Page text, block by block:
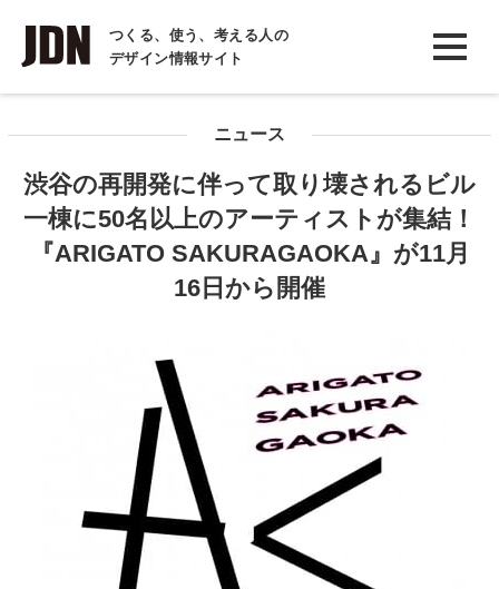
つくる、使う、考える人の
デザイン情報サイト
INTERVIEW
インタビュー
COLUMN
コラム
ニュース
渋谷の再開発に伴って取り壊されるビル
一棟に50名以上のアーティストが集結！
『ARIGATO SAKURAGAOKA』が11月
16日から開催